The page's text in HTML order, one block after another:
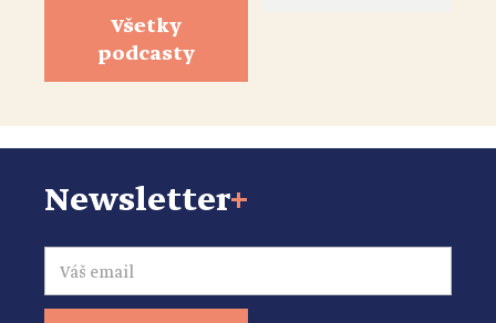
Všetky
podcasty
Newsletter+
Email